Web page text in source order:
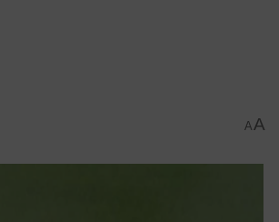
AA